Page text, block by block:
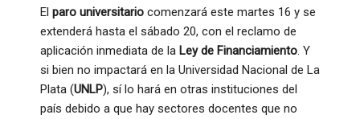
El paro universitario comenzará este martes 16 y se
extenderá hasta el sábado 20, con el reclamo de
aplicación inmediata de la Ley de Financiamiento. Y
si bien no impactará en la Universidad Nacional de La
Plata (UNLP), sí lo hará en otras instituciones del
país debido a que hay sectores docentes que no